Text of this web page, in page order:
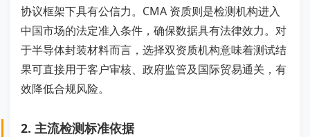
协议框架下具有公信力。CMA 资质则是检测机构进入
中国市场的法定准入条件，确保数据具有法律效力。对
于半导体封装材料而言，选择双资质机构意味着测试结
果可直接用于客户审核、政府监管及国际贸易通关，有
效降低合规风险。
2. 主流检测标准依据